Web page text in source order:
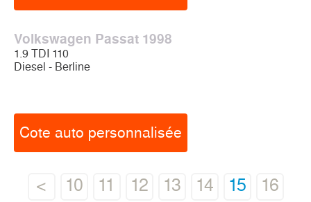
Volkswagen Passat 1998
1.9 TDI 110
Diesel - Berline
Cote auto personnalisée
< 10 11 12 13 14 15
16